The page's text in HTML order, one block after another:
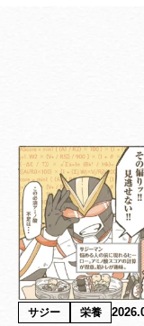
サジー 栄養